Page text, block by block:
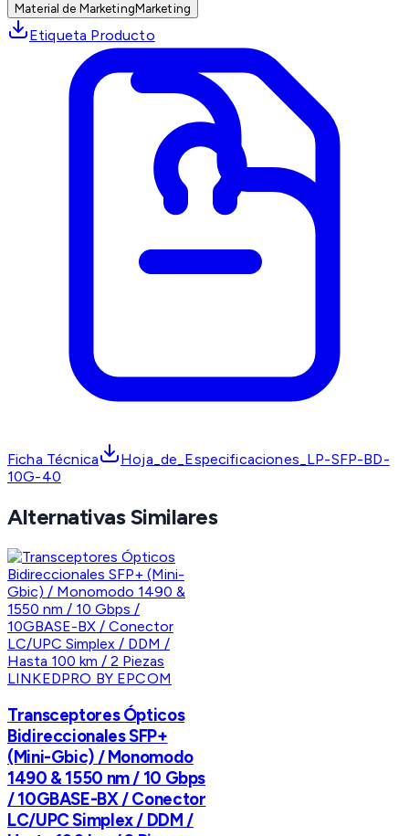
Material de MarketingMarketing
Etiqueta Producto
Ficha Técnica
Hoja_de_Especificaciones_LP-SFP-BD-
10G-40
Alternativas Similares
LINKEDPRO BY EPCOM
Transceptores Ópticos
Bidireccionales SFP+
(Mini-Gbic) / Monomodo
1490 & 1550 nm / 10 Gbps
/ 10GBASE-BX / Conector
LC/UPC Simplex / DDM /